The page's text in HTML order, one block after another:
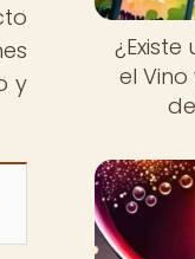
y
¿Existe
el